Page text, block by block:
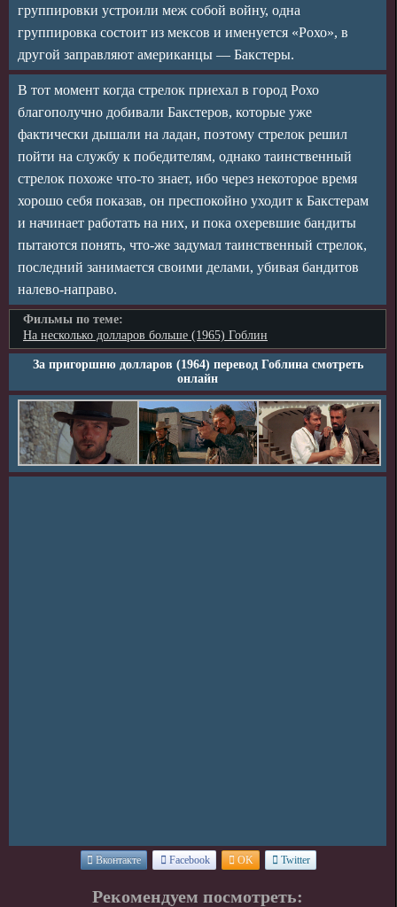
группировки устроили меж собой войну, одна
группировка состоит из мексов и именуется «Рохо», в
другой заправляют американцы — Бакстеры.
В тот момент когда стрелок приехал в город Рохо
благополучно добивали Бакстеров, которые уже
фактически дышали на ладан, поэтому стрелок решил
пойти на службу к победителям, однако таинственный
стрелок похоже что-то знает, ибо через некоторое время
хорошо себя показав, он преспокойно уходит к Бакстерам
и начинает работать на них, и пока охеревшие бандиты
пытаются понять, что-же задумал таинственный стрелок,
последний занимается своими делами, убивая бандитов
налево-направо.
Фильмы по теме:
На несколько долларов больше (1965) Гоблин
За пригоршню долларов (1964) перевод Гоблина смотреть
онлайн
Вконтакте Facebook OK Twitter
Рекомендуем посмотреть: